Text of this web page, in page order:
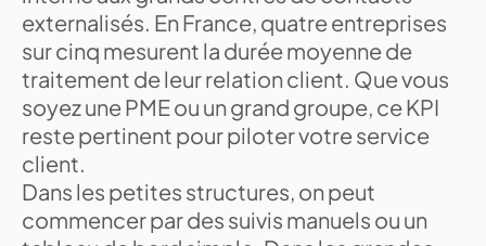
externalisés. En France, quatre entreprises
sur cinq mesurent la durée moyenne de
traitement de leur relation client. Que vous
soyez une PME ou un grand groupe, ce KPI
reste pertinent pour piloter votre service
client.
Dans les petites structures, on peut
commencer par des suivis manuels ou un